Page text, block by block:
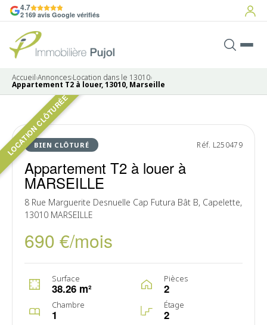
4.7
2 169 avis Google vérifiés
Accueil›Annonces›Location dans le 13010›
Appartement T2 à louer, 13010, Marseille
LOCATION CLÔTURÉE
BIEN CLÔTURÉ Réf. L250479
Appartement T2 à louer à
MARSEILLE
8 Rue Marguerite Desnuelle Cap Futura Bât B, Capelette,
13010 MARSEILLE
690 €/mois
Surface
38.26 m²
Pièces
2
Chambre
1
Étage
2
LOUÉ